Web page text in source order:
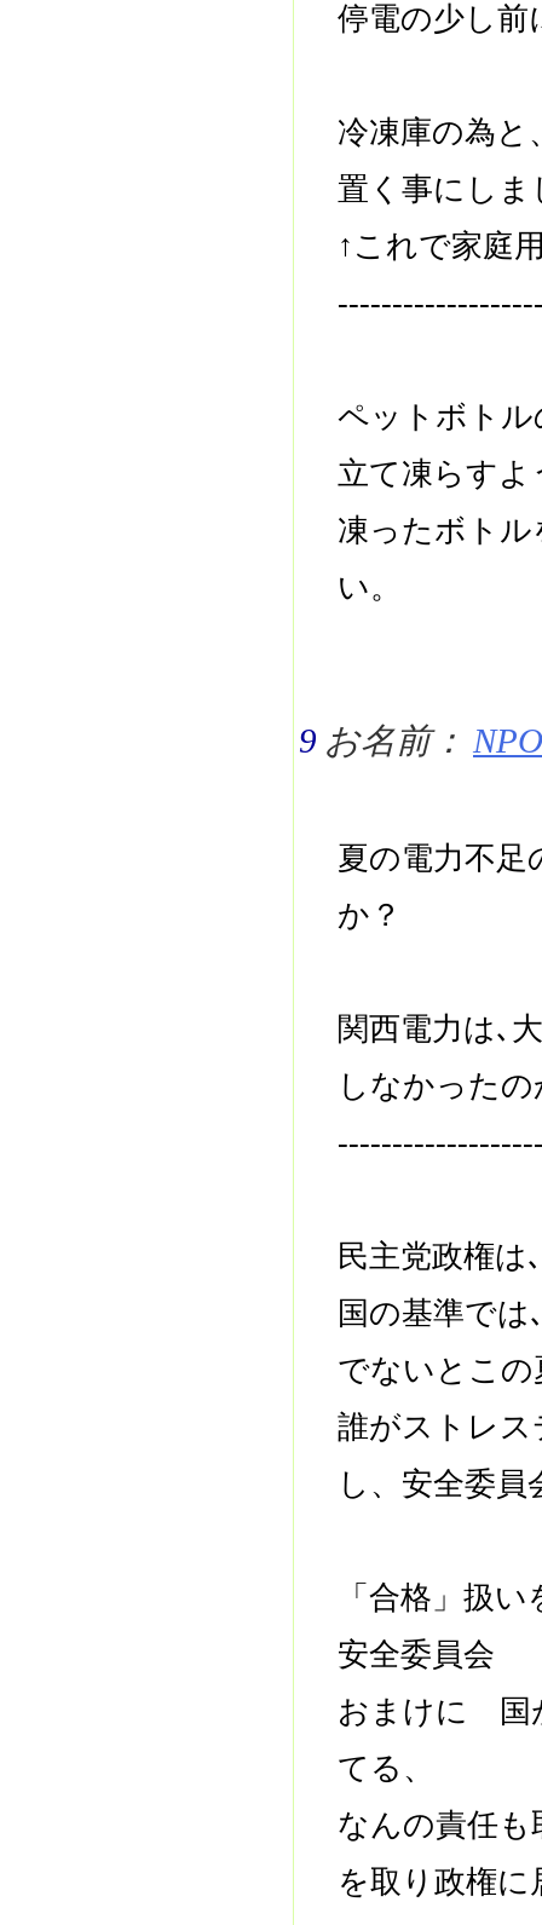
停電の少し前
冷凍庫の為と
置く事にしま
↑これで家庭
ペットボト
立て凍らすよ
凍ったボト
い。
9 お名前：
夏の電力不足
か？
関西電力は､
しなかったの
民主党政権は､
国の基準で
でないとこの
誰がストレ
し、安全委
「合格」扱
安全委員会
おまけに 国
てる、
なんの責任
を取り政権